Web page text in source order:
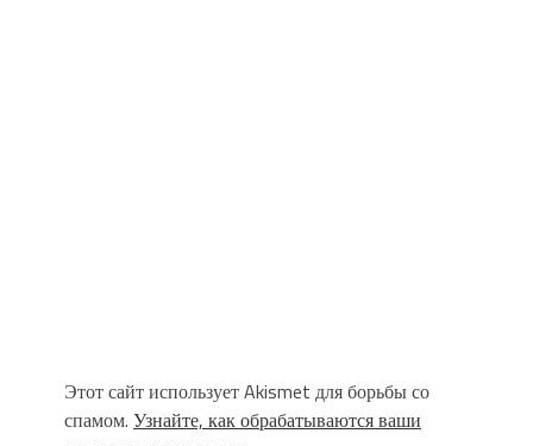
Этот сайт использует Akismet для борьбы со
спамом. Узнайте, как обрабатываются ваши